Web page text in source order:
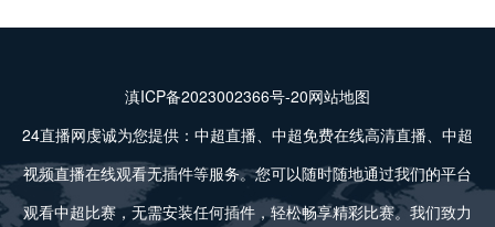
滇ICP备2023002366号-20网站地图
24直播网虔诚为您提供：中超直播、中超免费在线高清直播、中超
视频直播在线观看无插件等服务。您可以随时随地通过我们的平台
观看中超比赛，无需安装任何插件，轻松畅享精彩比赛。我们致力